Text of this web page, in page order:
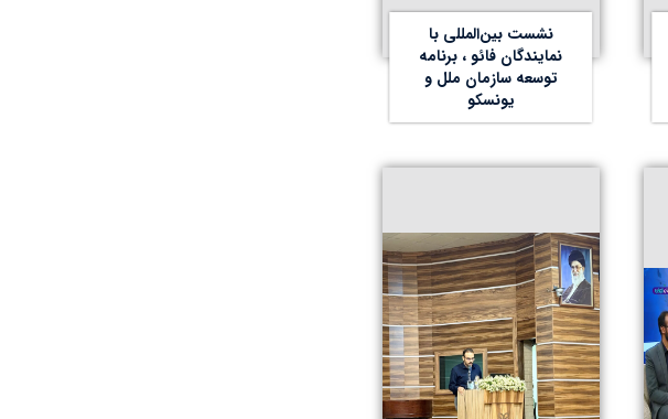
نشست بین‌المللی با
نمایندگان فائو ، برنامه
توسعه سازمان ملل و
یونسکو